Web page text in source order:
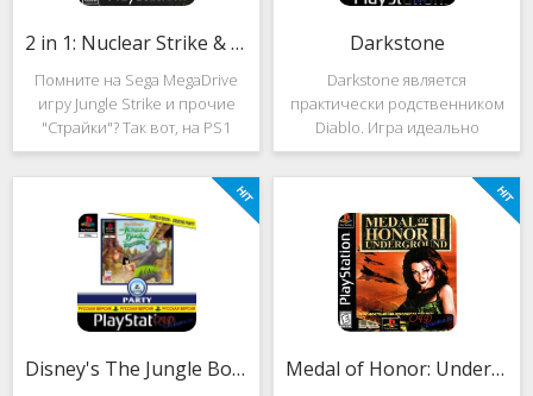
2 in 1: Nuclear Strike & Soviet Strike
Помните на Sega MegaDrive
игру Jungle Strike и прочие
"Страйки"? Так вот, на PS1
данная серия продолжила
своё существование. Вышло
ещё 2 "Страйка", где мы всё
так же управляем вертолётом
и уничтожаем
Darkstone
Darkstone является
практически родственником
Diablo. Игра идеально
подойдёт для тех, кто ищет
альтернативу последнему.
Несмотря на то, что эти 2
игры создавались разными
людьми, Darkstone имеет
общие
Disney's The Jungle Book: Groove Party Medal of Honor: Underground